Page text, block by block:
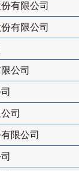
有限公司
有限公司
公司
司
限公司